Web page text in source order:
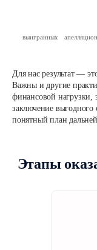
выигранных
Для нас результат —
Важны и другие
финансовой нагрузки,
заключение
понятный план
Этапы